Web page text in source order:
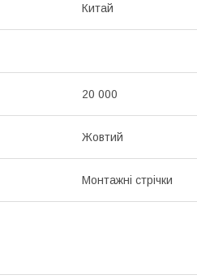
Китай
20 000
Жовтий
Монтажні стрічки